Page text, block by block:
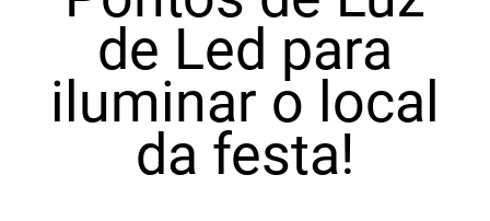
de Led para
iluminar o local
da festa!